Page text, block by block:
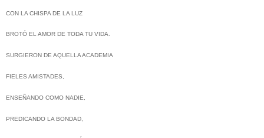
CON LA CHISPA DE LA LUZ
BROTÓ EL AMOR DE TODA TU VIDA.
SURGIERON DE AQUELLA ACADEMIA
FIELES AMISTADES,
ENSEÑANDO COMO NADIE,
PREDICANDO LA BONDAD,